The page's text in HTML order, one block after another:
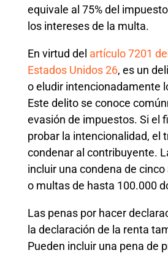
equivale al 75% del
los intereses de la multa.
En virtud del artículo 7201
Estados Unidos 26, es un
o eludir intencionadamente
Este delito se conoce
evasión de impuestos. Si el
probar la intencionalidad, el
condenar al contribuyente.
incluir una condena de
o multas de hasta 100.000
Las penas por hacer
la declaración de la renta
Pueden incluir una pena de